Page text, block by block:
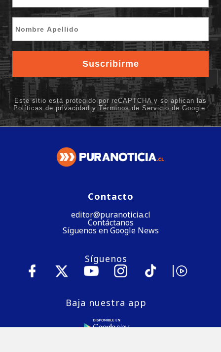
Contacto
editor@puranoticia.cl
Contáctanos
Síguenos en Google News
Síguenos
Baja nuestra app